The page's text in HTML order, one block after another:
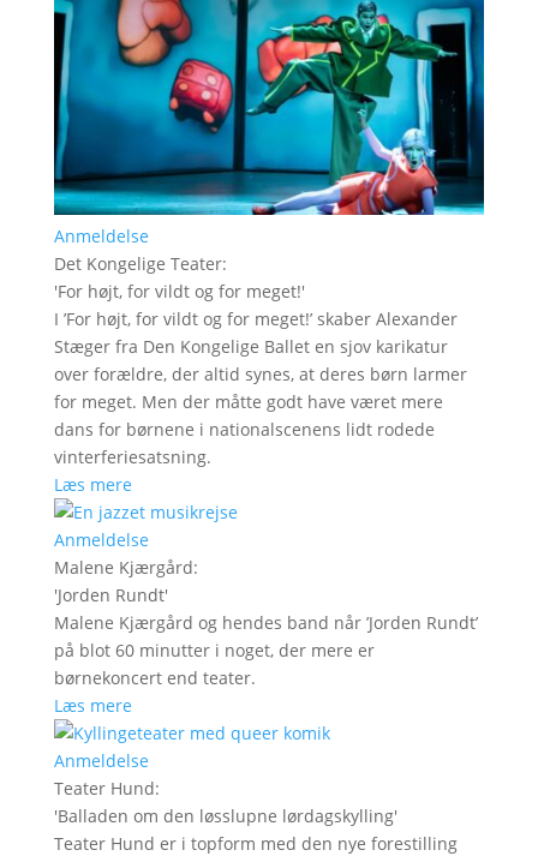
Anmeldelse
Det Kongelige Teater:
'For højt, for vildt og for meget!'
I ’For højt, for vildt og for meget!’ skaber Alexander
Stæger fra Den Kongelige Ballet en sjov karikatur
over forældre, der altid synes, at deres børn larmer
for meget. Men der måtte godt have været mere
dans for børnene i nationalscenens lidt rodede
vinterferiesatsning.
Læs mere
Anmeldelse
Malene Kjærgård:
'Jorden Rundt'
Malene Kjærgård og hendes band når ’Jorden Rundt’
på blot 60 minutter i noget, der mere er
børnekoncert end teater.
Læs mere
Anmeldelse
Teater Hund:
'Balladen om den løsslupne lørdagskylling'
Teater Hund er i topform med den nye forestilling